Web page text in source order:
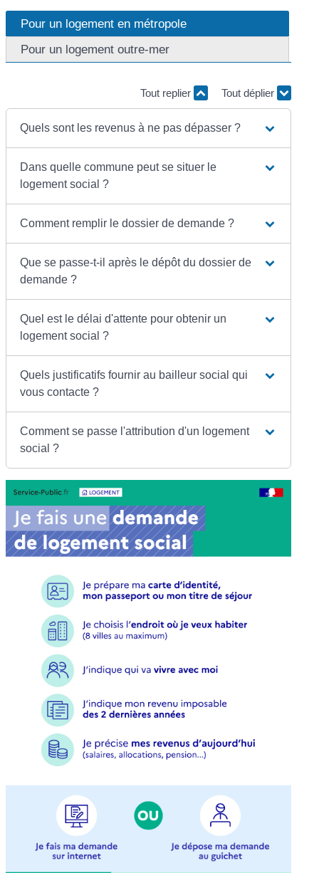
Pour un logement en métropole
Pour un logement outre-mer
Tout replier Tout déplier
Quels sont les revenus à ne pas dépasser ?
Dans quelle commune peut se situer le
logement social ?
Comment remplir le dossier de demande ?
Que se passe-t-il après le dépôt du dossier de
demande ?
Quel est le délai d'attente pour obtenir un
logement social ?
Quels justificatifs fournir au bailleur social qui
vous contacte ?
Comment se passe l'attribution d'un logement
social ?